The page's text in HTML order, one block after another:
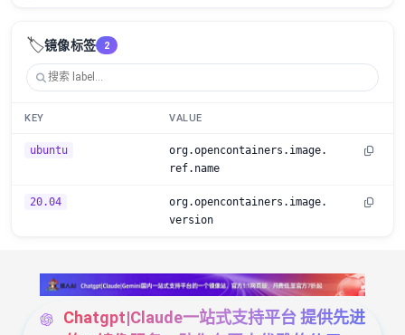
🏷️镜像标签 2
KEY VALUE
ubuntu
org.opencontainers.image.
ref.name
20.04
org.opencontainers.image.
version
Chatgpt|Claude一站式支持平台 提供先进